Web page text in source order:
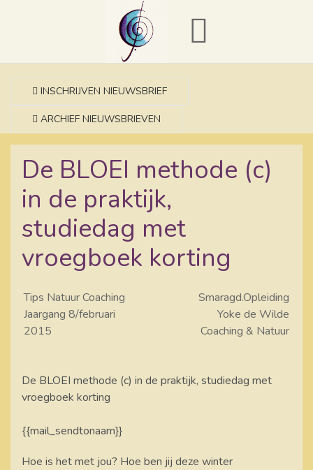
INSCHRIJVEN NIEUWSBRIEF
ARCHIEF NIEUWSBRIEVEN
De BLOEI methode (c)
in de praktijk,
studiedag met
vroegboek korting
Tips Natuur Coaching
Jaargang 8/februari
2015
Smaragd.Opleiding
Yoke de Wilde
Coaching & Natuur
De BLOEI methode (c) in de praktijk, studiedag met
vroegboek korting
{{mail_sendtonaam}}
Hoe is het met jou? Hoe ben jij deze winter